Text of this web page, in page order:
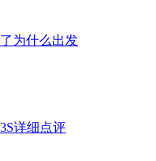
为什么出发
详细点评